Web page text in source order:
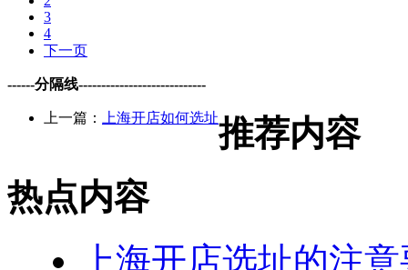
3
4
下一页
------分隔线----------------------------
上一篇： 上海开店如何选址推荐内容
热点内容
上海开店选址的注